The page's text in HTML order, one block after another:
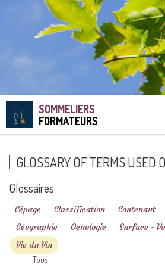
SOMMELIERS
FORMATEURS
GLOSSARY OF TERMS USED
Glossaires
Cépage Classification Contenant
Géographie
Oenologie Surface -
Vie du Vin
Tous